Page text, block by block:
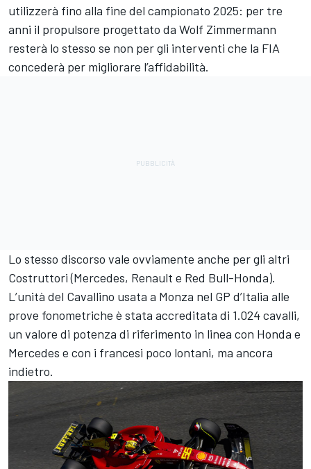
utilizzerà fino alla fine del campionato 2025: per tre
anni il propulsore progettato da Wolf Zimmermann
resterà lo stesso se non per gli interventi che la FIA
concederà per migliorare l’affidabilità.
Lo stesso discorso vale ovviamente anche per gli altri
Costruttori (Mercedes, Renault e Red Bull-Honda).
L’unità del Cavallino usata a Monza nel GP d’Italia alle
prove fonometriche è stata accreditata di 1.024 cavalli,
un valore di potenza di riferimento in linea con Honda e
Mercedes e con i francesi poco lontani, ma ancora
indietro.